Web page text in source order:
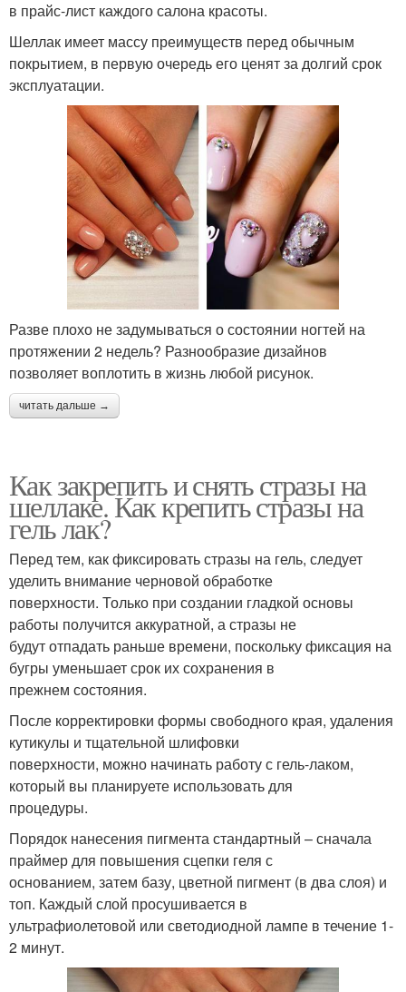
в прайс-лист каждого салона красоты.
Шеллак имеет массу преимуществ перед обычным
покрытием, в первую очередь его ценят за долгий срок
эксплуатации.
Разве плохо не задумываться о состоянии ногтей на
протяжении 2 недель? Разнообразие дизайнов
позволяет воплотить в жизнь любой рисунок.
читать дальше →
Как закрепить и снять стразы на
шеллаке. Как крепить стразы на
гель лак?
Перед тем, как фиксировать стразы на гель, следует
уделить внимание черновой обработке
поверхности. Только при создании гладкой основы
работы получится аккуратной, а стразы не
будут отпадать раньше времени, поскольку фиксация на
бугры уменьшает срок их сохранения в
прежнем состояния.
После корректировки формы свободного края, удаления
кутикулы и тщательной шлифовки
поверхности, можно начинать работу с гель-лаком,
который вы планируете использовать для
процедуры.
Порядок нанесения пигмента стандартный – сначала
праймер для повышения сцепки геля с
основанием, затем базу, цветной пигмент (в два слоя) и
топ. Каждый слой просушивается в
ультрафиолетовой или светодиодной лампе в течение 1-
2 минут.